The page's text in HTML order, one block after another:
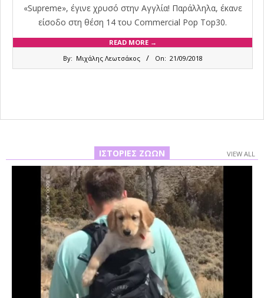
«Supreme», έγινε χρυσό στην Αγγλία! Παράλληλα, έκανε
είσοδο στη θέση 14 του Commercial Pop Top30.
READ MORE →
By: Μιχάλης Λεωτσάκος On: 21/09/2018
ΙΣΤΟΡΊΕΣ ΖΏΩΝ VIEW ALL